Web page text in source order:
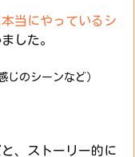
当にやっているシ
した。
じのシーンなど）
、ストーリー的に